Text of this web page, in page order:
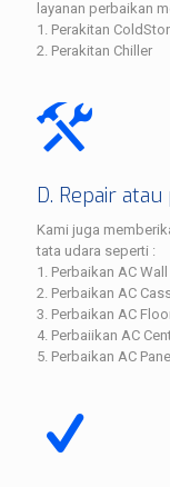
layanan perbaikan
1. Perakitan
2. Perakitan Chiller
D. Repair
Kami juga
tata udara seperti :
1. Perbaikan AC
2. Perbaikan AC
3. Perbaikan AC
4. Perbaiikan AC
5. Perbaikan AC Panel